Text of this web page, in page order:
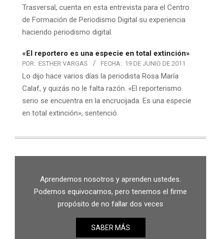
Trasversal, cuenta en esta entrevista para el Centro
de Formación de Periodismo Digital su experiencia
haciendo periodismo digital.
«El reportero es una especie en total extinción»
POR: ESTHER VARGAS FECHA: 19 DE JUNIO DE 2011
Lo dijo hace varios días la periodista Rosa María
Calaf, y quizás no le falta razón. «El reporterismo
serio se encuentra en la encrucijada. Es una especie
en total extinción», sentenció.
Aprendemos nosotros y aprenden ustedes.
Podemos equivocarnos, pero tenemos el firme
propósito de no fallar dos veces
SABER MÁS